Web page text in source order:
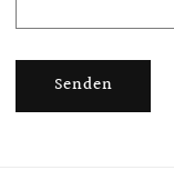
Senden